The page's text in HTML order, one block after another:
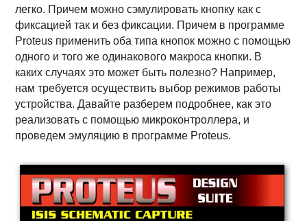
легко. Причем можно сэмулировать кнопку как с
фиксацией так и без фиксации. Причем в программе
Proteus применить оба типа кнопок можно с помощью
одного и того же одинакового макроса кнопки. В
каких случаях это может быть полезно? Например,
нам требуется осуществить выбор режимов работы
устройства. Давайте разберем подробнее, как это
реализовать с помощью микроконтроллера, и
проведем эмуляцию в программе Proteus.